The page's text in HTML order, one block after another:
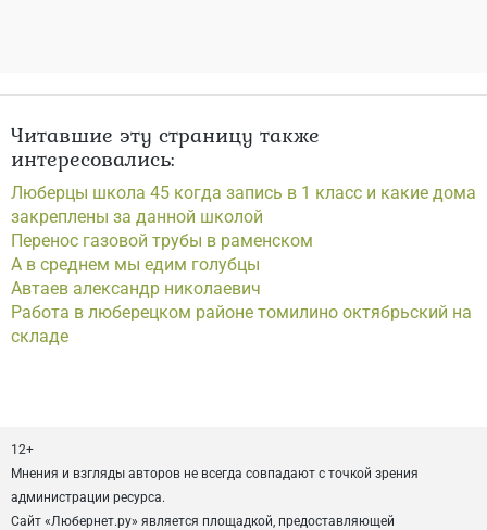
Читавшие эту страницу также
интересовались:
Люберцы школа 45 когда запись в 1 класс и какие дома
закреплены за данной школой
Перенос газовой трубы в раменском
А в среднем мы едим голубцы
Автаев александр николаевич
Работа в люберецком районе томилино октябрьский на
складе
12+
Мнения и взгляды авторов не всегда совпадают с точкой зрения
администрации ресурса.
Сайт «Любернет.ру» является площадкой, предоставляющей